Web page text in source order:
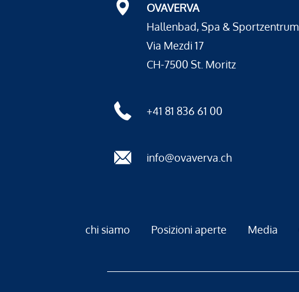
OVAVERVA
Hallenbad, Spa & Sportzentrum
Via Mezdi 17
CH-7500 St. Moritz
+41 81 836 61 00
info@ovaverva.ch
chi siamo Posizioni aperte Media